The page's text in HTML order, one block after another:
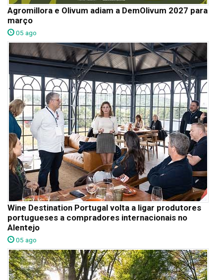
Agromillora e Olivum adiam a DemOlivum 2027 para
março
05 ago
Wine Destination Portugal volta a ligar produtores
portugueses a compradores internacionais no
Alentejo
05 ago